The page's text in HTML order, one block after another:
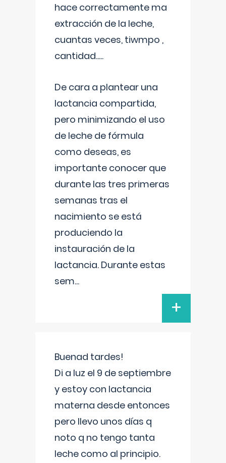
hace correctamente ma
extracción de la leche,
cuantas veces, tiwmpo ,
cantidad.....
De cara a plantear una
lactancia compartida,
pero minimizando el uso
de leche de fórmula
como deseas, es
importante conocer que
durante las tres primeras
semanas tras el
nacimiento se está
produciendo la
instauración de la
lactancia. Durante estas
sem...
+
Buenad tardes!
Di a luz el 9 de septiembre
y estoy con lactancia
materna desde entonces
pero llevo unos días q
noto q no tengo tanta
leche como al principio.